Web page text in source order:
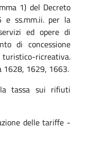
1) del Decreto
e ss.mm.ii. per la
ed opere di
di concessione
ricreativa.
1628, 1629, 1663.
tassa sui rifiuti
delle tariffe -